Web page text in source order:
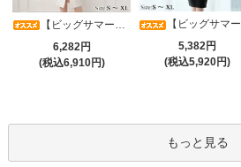
【ビッグサマーセール対象品】アシメカシュクール7分袖ワンピース(キャバドレス・CABARETDRESS)
6,282円
(税込6,910円)
【ビッグサマーセール対象品】光沢シアースリーブが軽やかなカシュクールVネックドレープミディドレス(キャバドレス・CABARETDRESS)
5,382円
(税込5,920円)
もっと見る